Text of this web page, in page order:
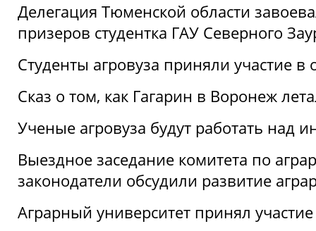
Делегация Тюменской области
призеров студентка ГАУ Северного
Студенты агровуза приняли участие в
Сказ о том, как Гагарин в Воронеж
Ученые агровуза будут работать над
Выездное заседание комитета по
законодатели обсудили развитие
Аграрный университет принял